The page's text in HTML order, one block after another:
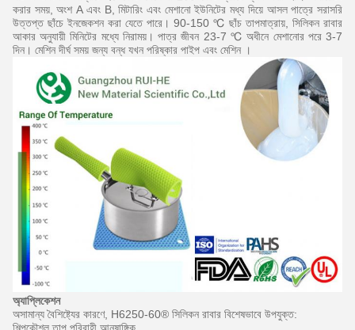
করার সময়, অংশ A এবং B, মিটারিং এবং মেশানো ইউনিটের মধ্য দিয়ে আসল পাত্রে সরাসরি
উত্তপ্ত ছাঁচে ইনজেকশন করা যেতে পারে। 90-150 ℃ ছাঁচ তাপমাত্রায়, সিলিকন রাবার
আকার অনুযায়ী মিনিটের মধ্যে নিরাময়। পাত্র জীবন 23-7 ℃ অধীনে মেশানোর পরে 3-7
দিন। মেশিন দীর্ঘ সময় জন্য বন্ধ যখন পরিষ্কার পাইপ এবং মেশিন ।
অ্যাপ্লিকেশন
অসামান্য বৈশিষ্ট্যের কারণে, H6250-60® সিলিকন রাবার বিশেষভাবে উপযুক্ত:
শিল্পকৌশল তাপ পরিবাহী আনুষাঙ্গিক,